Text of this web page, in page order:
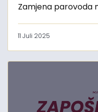
Zamjena parovoda
11 Juli 2025